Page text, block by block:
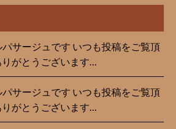
サージュです︎ いつも投稿をご覧頂
りがとうございます…
サージュです︎ いつも投稿をご覧頂
りがとうございます…